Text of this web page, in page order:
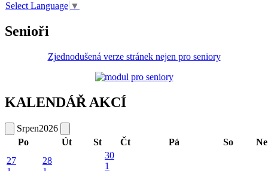
Select Language ▼
Senioři
Zjednodušená verze stránek nejen pro seniory
KALENDÁŘ AKCÍ
Srpen2026
Po
Út St Čt Pá So
Ne
27
28
30
1